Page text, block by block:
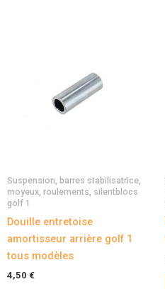
Suspension, barres stabilisatrice,
moyeux, roulements, silentblocs
golf 1
Douille entretoise
amortisseur arrière golf 1
tous modèles
4,50 €